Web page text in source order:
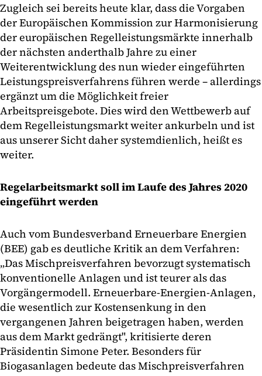
Zugleich sei bereits heute klar, dass die Vorgaben
der Europäischen Kommission zur Harmonisierung
der europäischen Regelleistungsmärkte innerhalb
der nächsten anderthalb Jahre zu einer
Weiterentwicklung des nun wieder eingeführten
Leistungspreisverfahrens führen werde – allerdings
ergänzt um die Möglichkeit freier
Arbeitspreisgebote. Dies wird den Wettbewerb auf
dem Regelleistungsmarkt weiter ankurbeln und ist
aus unserer Sicht daher systemdienlich, heißt es
weiter.
Regelarbeitsmarkt soll im Laufe des Jahres 2020
eingeführt werden
Auch vom Bundesverband Erneuerbare Energien
(BEE) gab es deutliche Kritik an dem Verfahren:
„Das Mischpreisverfahren bevorzugt systematisch
konventionelle Anlagen und ist teurer als das
Vorgängermodell. Erneuerbare-Energien-Anlagen,
die wesentlich zur Kostensenkung in den
vergangenen Jahren beigetragen haben, werden
aus dem Markt gedrängt", kritisierte deren
Präsidentin Simone Peter. Besonders für
Biogasanlagen bedeute das Mischpreisverfahren